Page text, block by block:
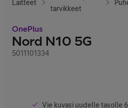
Laitteet
tarvikkeet
OnePlus
Nord N10 5G
5011101334
Vie kuvasi uudelle tasolle